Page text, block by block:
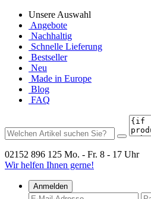
Unsere Auswahl
Angebote
Nachhaltig
Schnelle Lieferung
Bestseller
Neu
Made in Europe
Blog
FAQ
02152 896 125 Mo. - Fr. 8 - 17 Uhr
Wir helfen Ihnen gerne!
Anmelden